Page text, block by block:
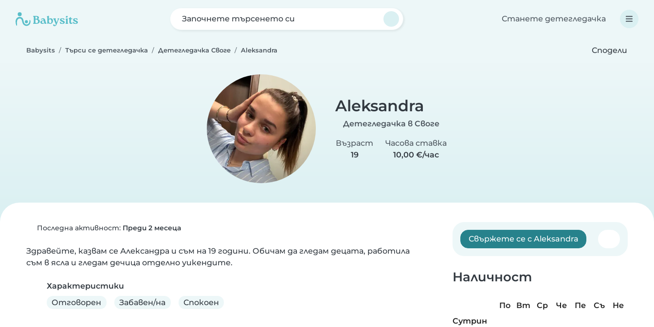
Започнете търсенето си Станете детегледачка
Babysits Търси се детегледачка Детегледачка Своге Aleksandra Сподели
Aleksandra
Детегледачка в Своге
Възраст
19
Часова ставка
10,00 €/час
Последна активност: Преди 2 месеца
Здравейте, казвам се Александра и съм на 19 години. Обичам да гледам децата, работила
съм в ясла и гледам дечица отделно уикендите.
Характеристики
Отговорен
Забавен/на Спокоен
Свържете се с Aleksandra
Наличност
По Вт Ср Че Пе Съ
Не
Сутрин